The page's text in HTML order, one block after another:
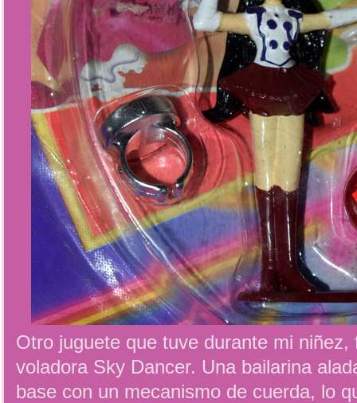
Otro juguete que tuve durante mi niñez,
voladora Sky Dancer. Una bailarina
base con un mecanismo de cuerda, lo